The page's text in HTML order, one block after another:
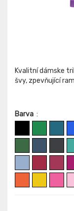
Kvalitní dámske
švy, zpevňující
Barva :